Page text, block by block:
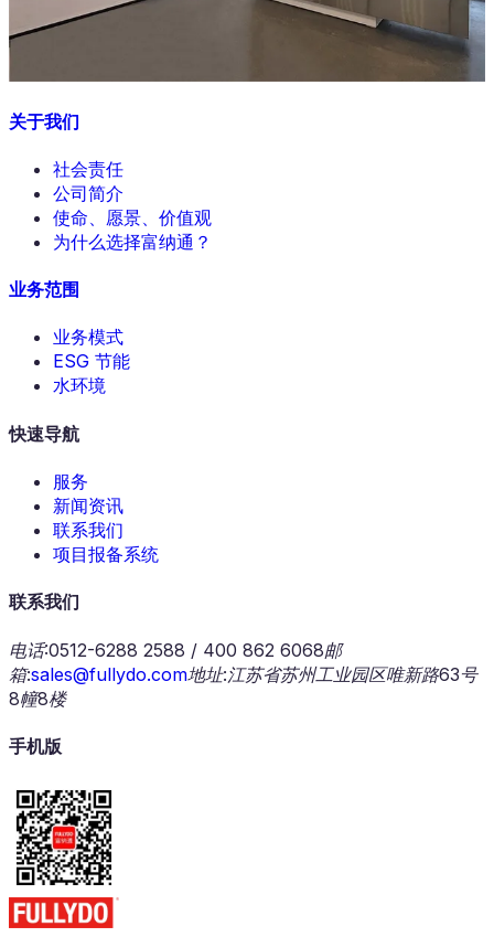
关于我们
社会责任
公司简介
使命、愿景、价值观
为什么选择富纳通？
业务范围
业务模式
ESG 节能
水环境
快速导航
服务
新闻资讯
联系我们
项目报备系统
联系我们
电话:0512-6288 2588 / 400 862 6068邮
箱:sales@fullydo.com地址:江苏省苏州工业园区唯新路63号
8幢8楼
手机版